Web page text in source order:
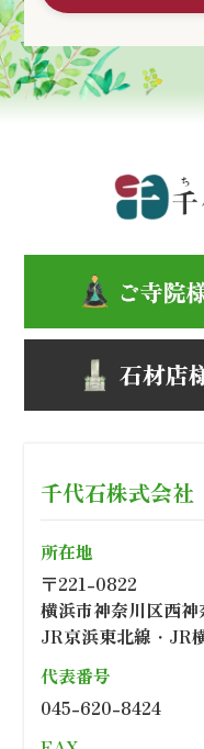
千代石株式会
所在地
〒221-0822
横浜市神奈川区西
JR京浜東北線・JR
代表番号
045-620-8424